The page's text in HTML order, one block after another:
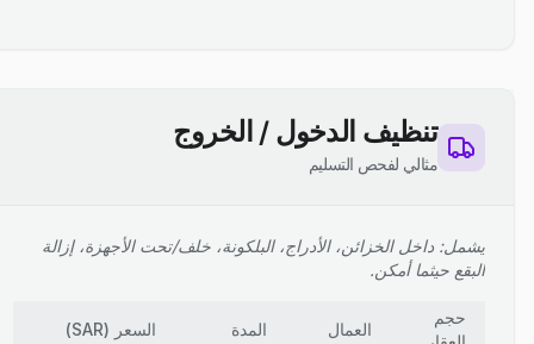
تنظيف الدخول / الخروج
مثالي لفحص التسليم
يشمل: داخل الخزائن، الأدراج، البلكونة، خلف/تحت الأجهزة، إزالة
البقع حيثما أمكن.
حجم
العمال المدة السعر (
SAR
)